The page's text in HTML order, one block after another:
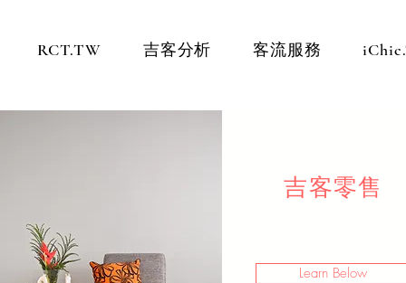
RCT.TW 吉客分析 客流服務
吉客零售
Learn Below